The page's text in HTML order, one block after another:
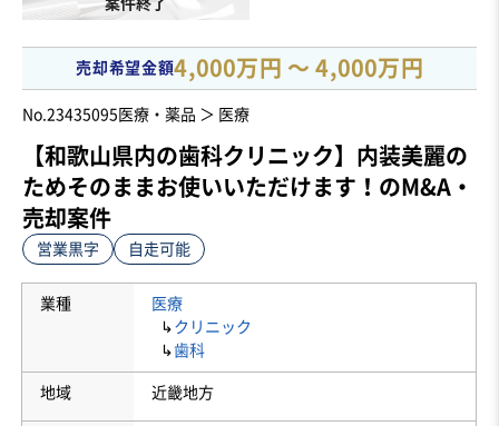
売却希望金額4,000万円 〜 4,000万円
No.23435095 医療・薬品 ＞ 医療
【和歌山県内の歯科クリニック】内装美麗の
ためそのままお使いいただけます！のM&A・
売却案件
営業黒字 自走可能
業種
医療
↳ クリニック
↳歯科
地域 近畿地方